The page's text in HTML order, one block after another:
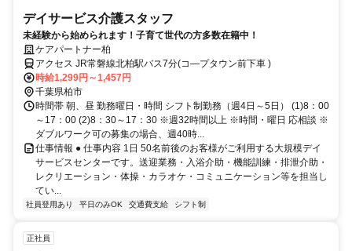
デイサービス介護スタッフ
未経験から始められます！子育て世代の方多数在籍中！
ケアパートナー柏
アクセス JR常磐線北柏駅バス7分(コ―プタウン前下車 )
時給1,299円～1,457円
千葉県柏市
時間帯 朝、昼 勤務曜日・時間 シフト制勤務（週4日～5日） (1)8：00
～17：00 (2)8：30～17：30 ※週32時間以上 ※時間・曜日 応相談 ※
ダブルワーク可の募集の場合、週40時...
仕事情報 ● 仕事内容 1日 50名前後のお客様がご利用する大規模デイ
サービスセンターです。送迎業務・入浴介助・機能訓練・排泄介助・
レクリエーション・体操・カラオケ・コミュニケーション等を担当し
てい...
社員登用あり 平日のみOK 交通費支給 シフト制
正社員